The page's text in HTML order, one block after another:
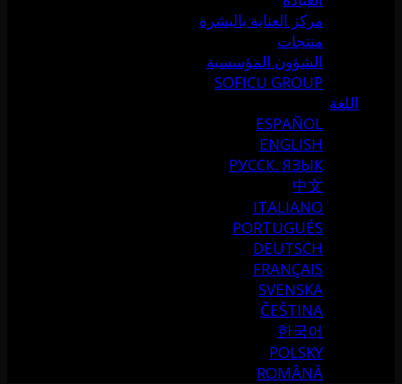
مركز العناية بالبشرة
منتجات
الشؤون المؤسسية
SOFICU GROUP
اللغة
ESPAÑOL
ENGLISH
РУССК. ЯЗЫК
中文
ITALIANO
PORTUGUÉS
DEUTSCH
FRANÇAIS
SVENSKA
ČEŠTINA
한국어
POLSKY
ROMÂNĂ